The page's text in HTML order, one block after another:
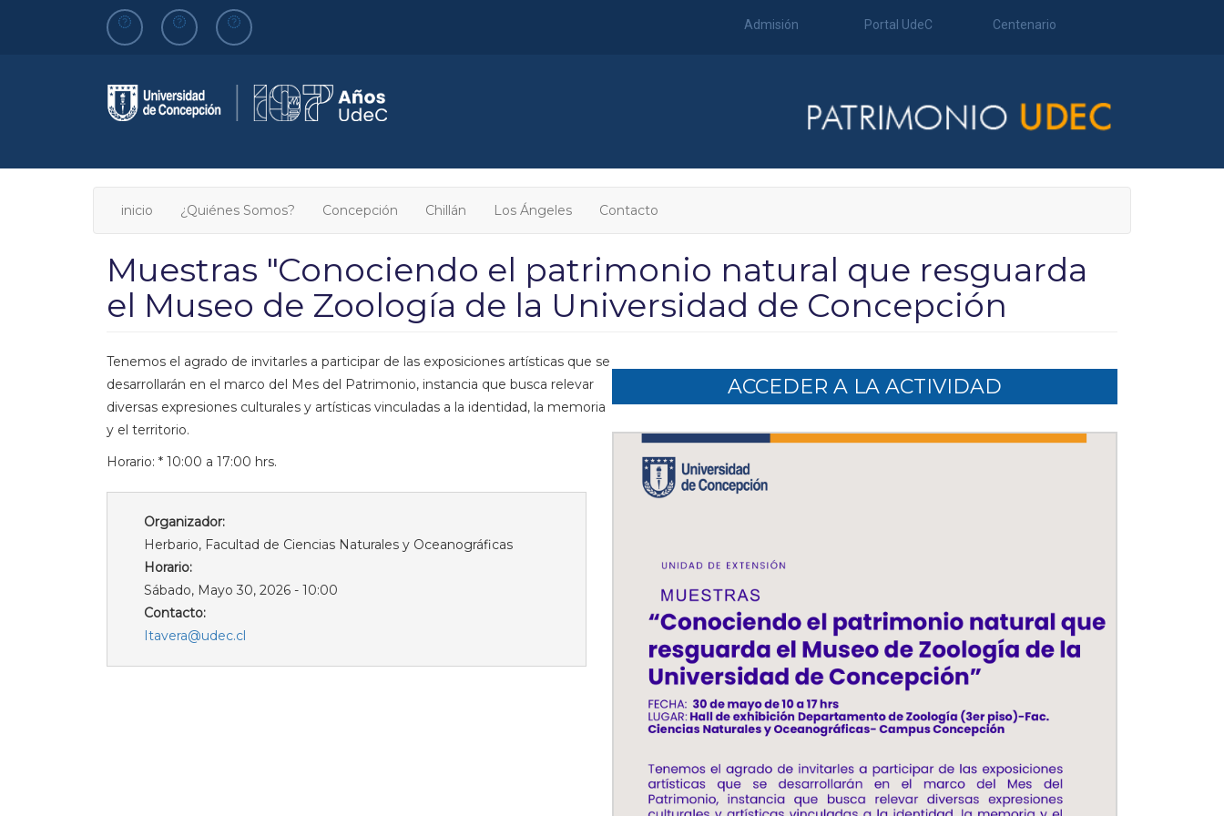
Admisión Portal UdeC Centenario
inicio ¿Quiénes Somos? Concepción Chillán Los Ángeles Contacto
Muestras "Conociendo el patrimonio natural que resguarda
el Museo de Zoología de la Universidad de Concepción
Tenemos el agrado de invitarles a participar de las exposiciones artísticas que se
desarrollarán en el marco del Mes del Patrimonio, instancia que busca relevar
diversas expresiones culturales y artísticas vinculadas a la identidad, la memoria
y el territorio.
Horario: * 10:00 a 17:00 hrs.
Organizador:
Herbario, Facultad de Ciencias Naturales y Oceanográficas
Horario:
Sábado, Mayo 30, 2026 - 10:00
Contacto:
Itavera@udec.cl
ACCEDER A LA ACTIVIDAD